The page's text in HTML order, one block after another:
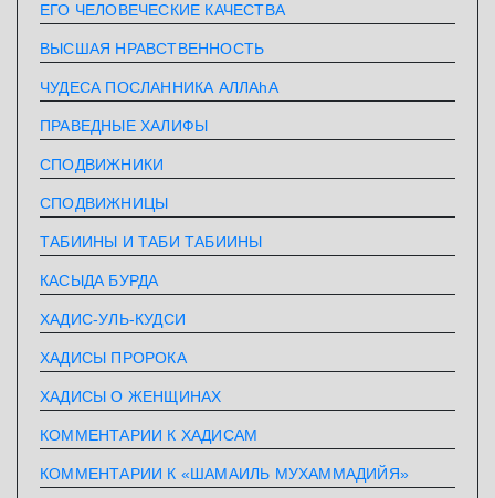
ЕГО ЧЕЛОВЕЧЕСКИЕ КАЧЕСТВА
ВЫСШАЯ НРАВСТВЕННОСТЬ
ЧУДЕСА ПОСЛАННИКА АЛЛАhА
ПРАВЕДНЫЕ ХАЛИФЫ
СПОДВИЖНИКИ
СПОДВИЖНИЦЫ
ТАБИИНЫ И ТАБИ ТАБИИНЫ
КАСЫДА БУРДА
ХАДИС-УЛЬ-КУДСИ
ХАДИСЫ ПРОРОКА
ХАДИСЫ О ЖЕНЩИНАХ
КОММЕНТАРИИ К ХАДИСАМ
КОММЕНТАРИИ К «ШАМАИЛЬ МУХАММАДИЙЯ»